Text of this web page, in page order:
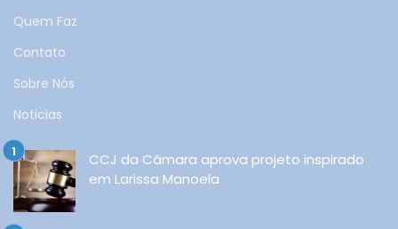
Quem Faz
Contato
Sobre Nós
Noticias
CCJ da Câmara aprova projeto inspirado
em Larissa Manoela